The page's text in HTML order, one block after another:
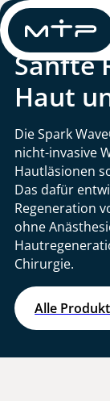
Sanfte
Haut
Die Spark
nicht-invasive
Hautläsionen
Das dafür
Regeneration
ohne
Chirurgie.
Alle